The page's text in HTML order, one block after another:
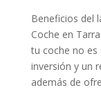
Beneficios del
Coche en
tu coche no
inversión y un
además de